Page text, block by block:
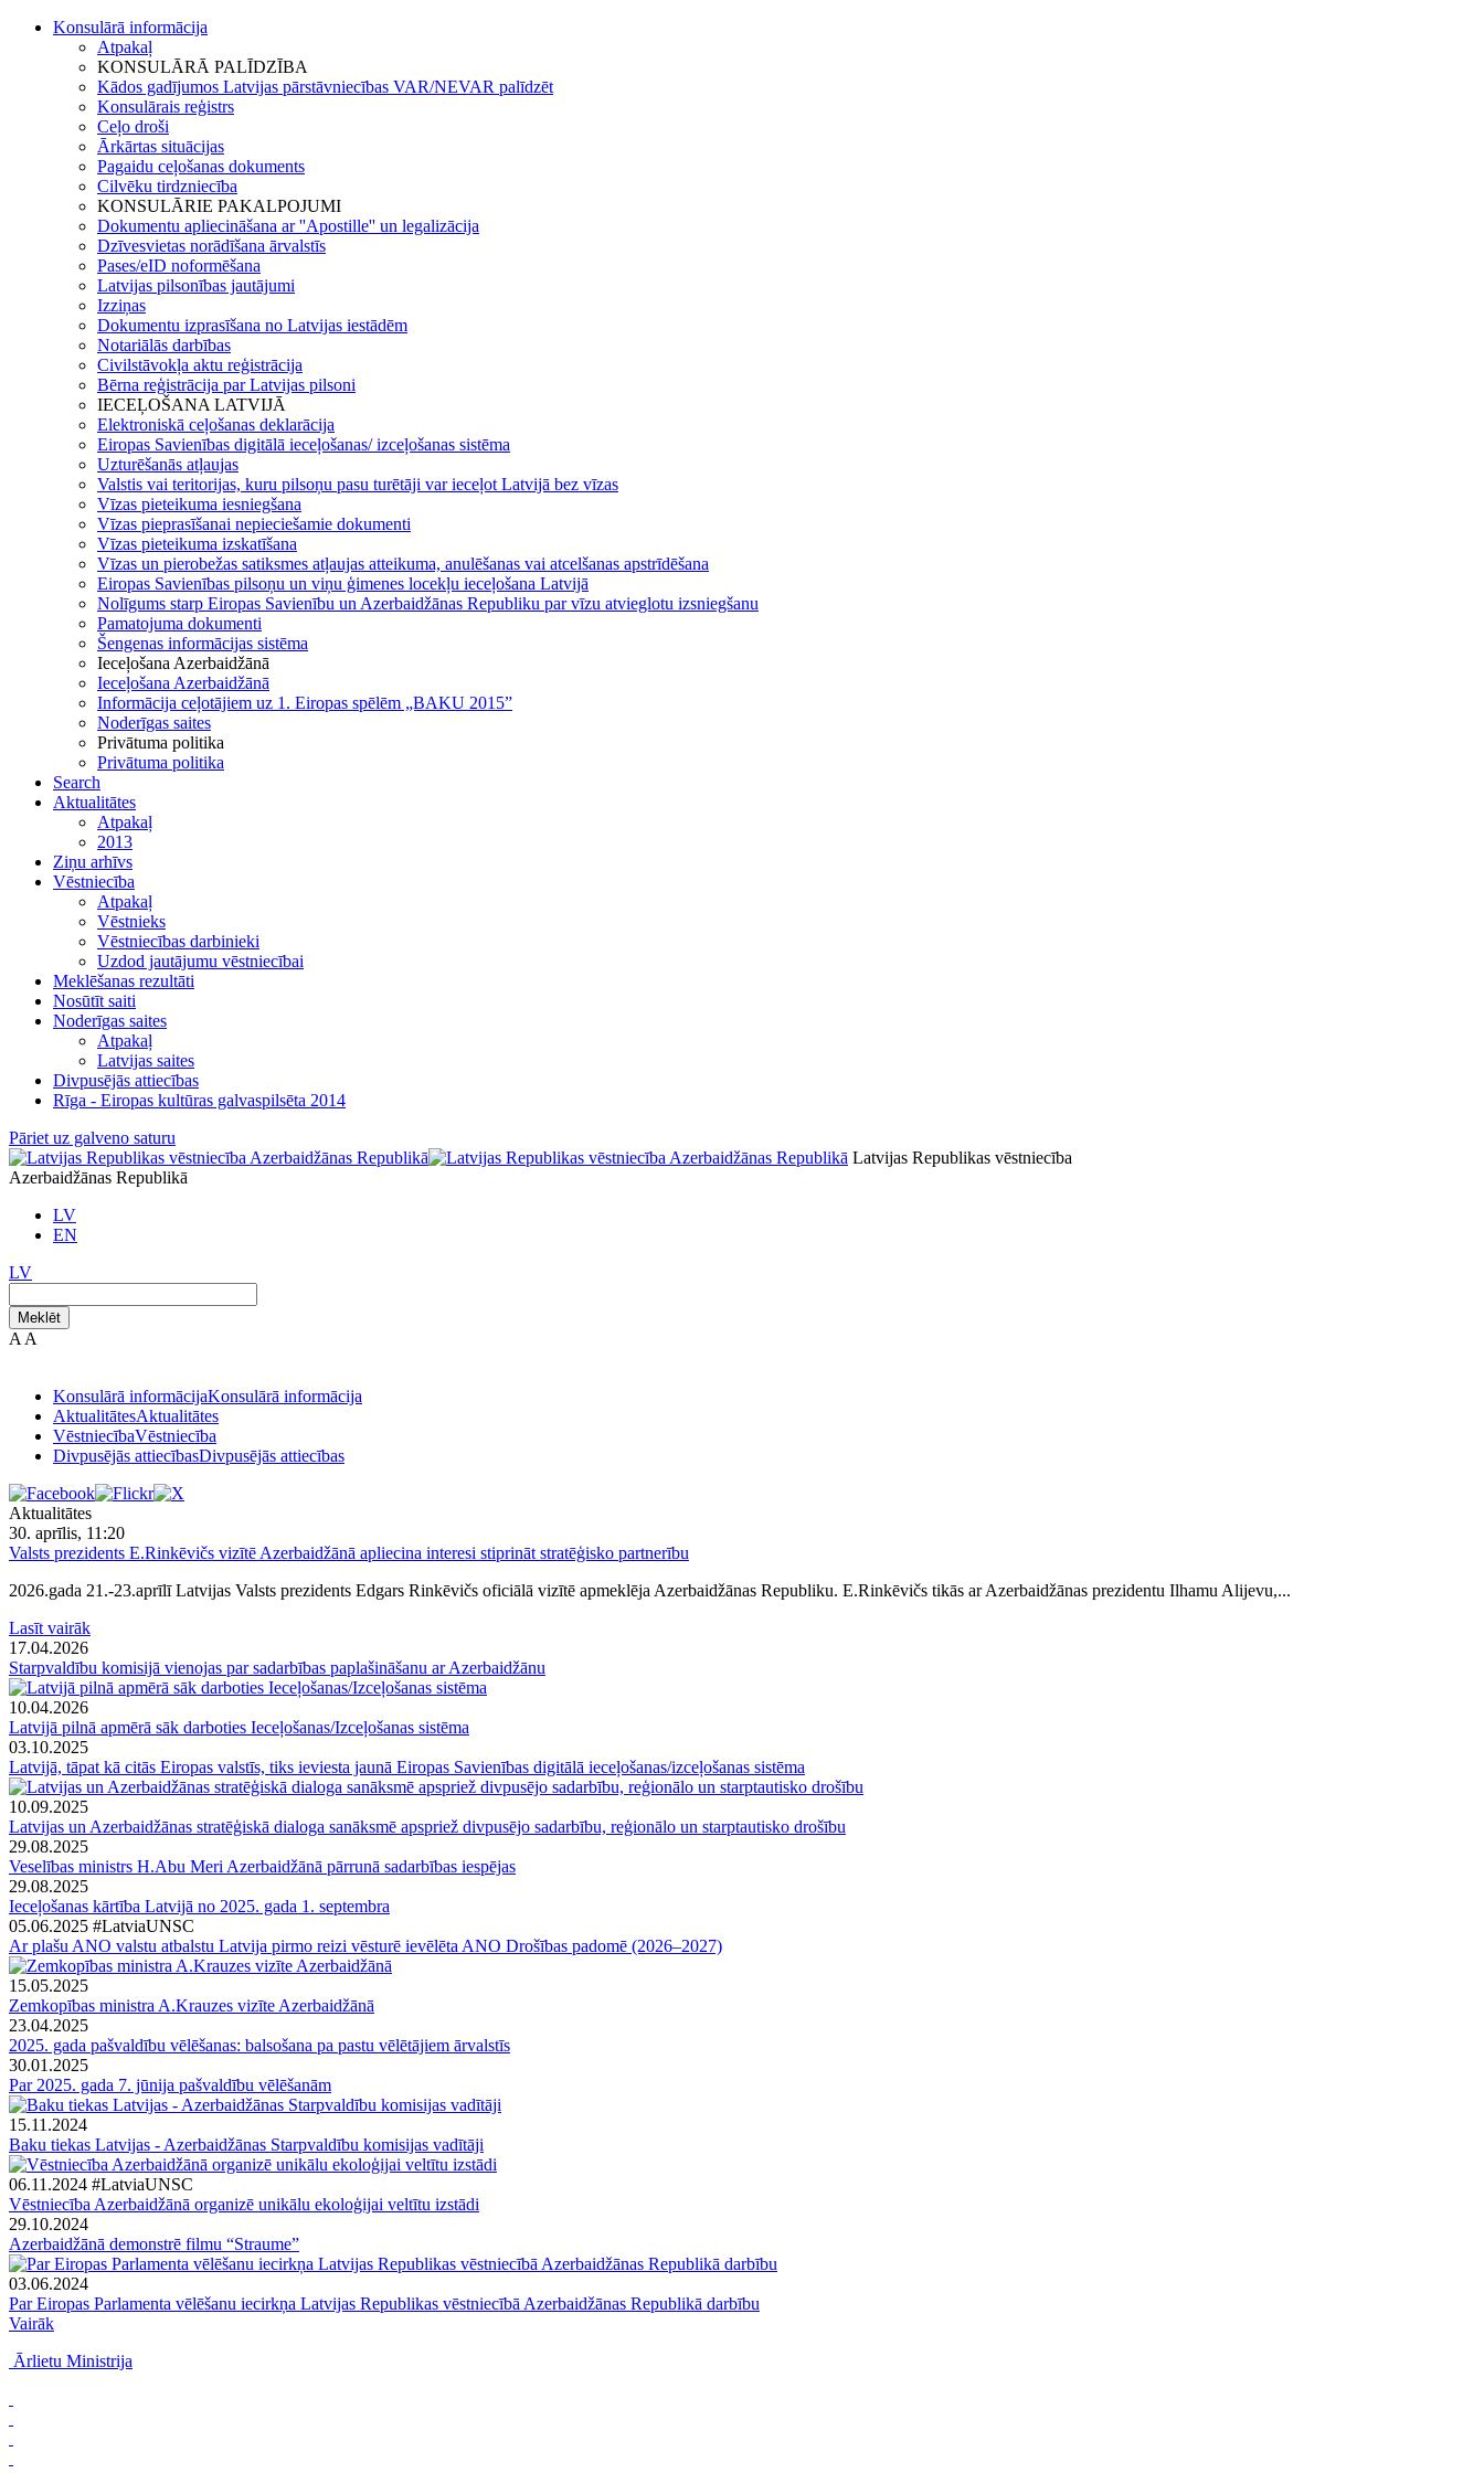
Konsulārā informācija
Atpakaļ
KONSULĀRĀ PALĪDZĪBA
Kādos gadījumos Latvijas pārstāvniecības VAR/NEVAR palīdzēt
Konsulārais reģistrs
Ceļo droši
Ārkārtas situācijas
Pagaidu ceļošanas dokuments
Cilvēku tirdzniecība
KONSULĀRIE PAKALPOJUMI
Dokumentu apliecināšana ar ''Apostille'' un legalizācija
Dzīvesvietas norādīšana ārvalstīs
Pases/eID noformēšana
Latvijas pilsonības jautājumi
Izziņas
Dokumentu izprasīšana no Latvijas iestādēm
Notariālās darbības
Civilstāvokļa aktu reģistrācija
Bērna reģistrācija par Latvijas pilsoni
IECEĻOŠANA LATVIJĀ
Elektroniskā ceļošanas deklarācija
Eiropas Savienības digitālā ieceļošanas/ izceļošanas sistēma
Uzturēšanās atļaujas
Valstis vai teritorijas, kuru pilsoņu pasu turētāji var ieceļot Latvijā bez vīzas
Vīzas pieteikuma iesniegšana
Vīzas pieprasīšanai nepieciešamie dokumenti
Vīzas pieteikuma izskatīšana
Vīzas un pierobežas satiksmes atļaujas atteikuma, anulēšanas vai atcelšanas apstrīdēšana
Eiropas Savienības pilsoņu un viņu ģimenes locekļu ieceļošana Latvijā
Nolīgums starp Eiropas Savienību un Azerbaidžānas Republiku par vīzu atvieglotu izsniegšanu
Pamatojuma dokumenti
Šengenas informācijas sistēma
Ieceļošana Azerbaidžānā
Ieceļošana Azerbaidžānā
Informācija ceļotājiem uz 1. Eiropas spēlēm „BAKU 2015”
Noderīgas saites
Privātuma politika
Privātuma politika
Search
Aktualitātes
Atpakaļ
2013
Ziņu arhīvs
Vēstniecība
Atpakaļ
Vēstnieks
Vēstniecības darbinieki
Uzdod jautājumu vēstniecībai
Meklēšanas rezultāti
Nosūtīt saiti
Noderīgas saites
Atpakaļ
Latvijas saites
Divpusējās attiecības
Rīga - Eiropas kultūras galvaspilsēta 2014
Pāriet uz galveno saturu
Latvijas Republikas vēstniecība
Azerbaidžānas Republikā
LV
EN
LV
Meklēt
A A
Konsulārā informācijaKonsulārā informācija
AktualitātesAktualitātes
VēstniecībaVēstniecība
Divpusējās attiecībasDivpusējās attiecības
Aktualitātes
30. aprīlis, 11:20
Valsts prezidents E.Rinkēvičs vizītē Azerbaidžānā apliecina interesi stiprināt stratēģisko partnerību
2026.gada 21.-23.aprīlī Latvijas Valsts prezidents Edgars Rinkēvičs oficiālā vizītē apmeklēja Azerbaidžānas Republiku. E.Rinkēvičs tikās ar Azerbaidžānas prezidentu Ilhamu Alijevu,...
Lasīt vairāk
17.04.2026
Starpvaldību komisijā vienojas par sadarbības paplašināšanu ar Azerbaidžānu
10.04.2026
Latvijā pilnā apmērā sāk darboties Ieceļošanas/Izceļošanas sistēma
03.10.2025
Latvijā, tāpat kā citās Eiropas valstīs, tiks ieviesta jaunā Eiropas Savienības digitālā ieceļošanas/izceļošanas sistēma
10.09.2025
Latvijas un Azerbaidžānas stratēģiskā dialoga sanāksmē apspriež divpusējo sadarbību, reģionālo un starptautisko drošību
29.08.2025
Veselības ministrs H.Abu Meri Azerbaidžānā pārrunā sadarbības iespējas
29.08.2025
Ieceļošanas kārtība Latvijā no 2025. gada 1. septembra
05.06.2025 #LatviaUNSC
Ar plašu ANO valstu atbalstu Latvija pirmo reizi vēsturē ievēlēta ANO Drošības padomē (2026–2027)
15.05.2025
Zemkopības ministra A.Krauzes vizīte Azerbaidžānā
23.04.2025
2025. gada pašvaldību vēlēšanas: balsošana pa pastu vēlētājiem ārvalstīs
30.01.2025
Par 2025. gada 7. jūnija pašvaldību vēlēšanām
15.11.2024
Baku tiekas Latvijas - Azerbaidžānas Starpvaldību komisijas vadītāji
06.11.2024 #LatviaUNSC
Vēstniecība Azerbaidžānā organizē unikālu ekoloģijai veltītu izstādi
29.10.2024
Azerbaidžānā demonstrē filmu “Straume”
03.06.2024
Par Eiropas Parlamenta vēlēšanu iecirkņa Latvijas Republikas vēstniecībā Azerbaidžānas Republikā darbību
Vairāk
Ārlietu Ministrija